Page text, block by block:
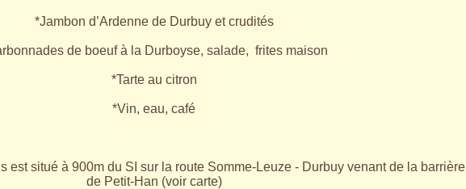
*Jambon d’Ardenne de Durbuy et crudités
de boeuf à la Durboyse, salade, frites maison
*Tarte au citron
*Vin, eau, café
est situé à 900m du SI sur la route Somme-Leuze - Durbuy venant de la barrière
de Petit-Han (voir carte)